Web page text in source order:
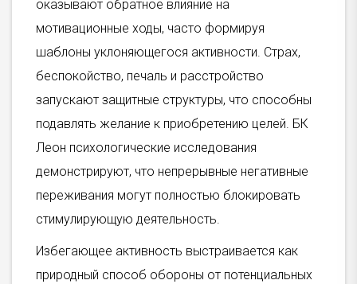
оказывают обратное влияние на
мотивационные ходы, часто формируя
шаблоны уклоняющегося активности. Страх,
беспокойство, печаль и расстройство
запускают защитные структуры, что способны
подавлять желание к приобретению целей. БК
Леон психологические исследования
демонстрируют, что непрерывные негативные
переживания могут полностью блокировать
стимулирующую деятельность.
Избегающее активность выстраивается как
природный способ обороны от потенциальных